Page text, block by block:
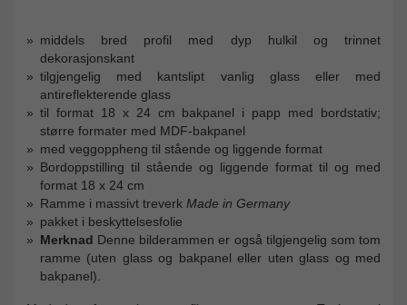
middels bred profil med dyp hulkil og trinnet
dekorasjonskant
tilgjengelig med kantslipt vanlig glass eller med
antireflekterende glass
til format 18 x 24 cm bakpanel i papp med bordstativ;
større formater med MDF-bakpanel
med veggoppheng til stående og liggende format
Bordoppstilling til stående og liggende format til og med
format 18 x 24 cm
Ramme i massivt treverk Made in Germany
pakket i beskyttelsesfolie
Merknad Denne bilderammen er også tilgjengelig som tom
ramme (uten glass og bakpanel eller uten glass og med
bakpanel).